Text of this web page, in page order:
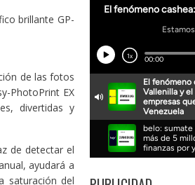
brillante GP-
de las fotos
PhotoPrint EX
divertidas y
de detectar el
ayudará a
saturación del